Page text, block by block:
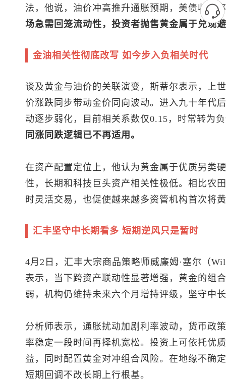
法，他说，油价冲高推升通胀预期，美债收益
场急需回笼流动性，投资者抛售黄金属于兑现
金油相关性彻底改写 如今步入负相关时代
谈及黄金与油价的关联演变，斯蒂尔表示，上
价涨跌同步带动金价同向波动。进入九十年代
动逐步弱化，目前相关系数仅0.15，时常转为
同涨同跌逻辑已不再适用。
在资产配置定位上，他认为黄金属于优质另类
性，长期和科技巨头资产相关性极低。相比农
时灵活交易，也促使越来越多资管机构首次将
汇丰坚守中长期看多 短期逆风只是暂时
4月2日，汇丰大宗商品策略师威廉姆·塞尔（
表示，当下跨资产联动性显著增强，黄金的组
弱，机构仍维持未来六个月增持评级，坚守中
分析师表示，通胀扰动加剧利率波动，货币政
率稳定一段时间再择机宽松。投资上可依托优
益，同时配置黄金对冲组合风险。在地缘不确
短期回调不改长期上行根基。